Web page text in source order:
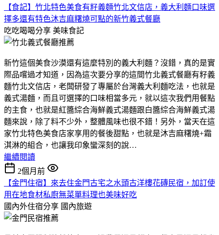
【食記】竹北特色美食有籽義麵竹北文信店，義大利麵口味選
擇多還有特色沐吉麻糬燒可點的新竹義式餐廳
吃吃喝喝分享 美味食記
新竹這個美食沙漠還有這麼特別的義大利麵？沒錯，真的是實
際品嚐過才知道，因為這次要分享的這間竹北義式餐廳有籽義
麵竹北文信店，老闆研發了專屬於台灣義大利麵吃法，也就是
義式湯麵，而且可選擇的口味相當多元，就以這次我們用餐點
的主食，也就是紅醬綜合海鮮義式湯麵跟白醬綜合海鮮義式湯
麵來說，除了料不少外，整體風味也很不錯！另外，當天在這
家竹北特色美食店家享用的餐後甜點，也就是沐吉麻糬燒+霜
淇淋的組合，也讓我印象蠻深刻的說…
繼續閱讀
2個月前
【金門住宿】來去住金門古宅之水頭古洋樓花磚民宿，加訂使
用在地食材私廚無菜單料理也美味好吃
國內外住宿分享 國內旅遊